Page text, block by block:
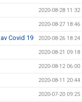
2020-08-28 11:32
2020-08-27 18:46
Covid 19 2020-08-26 18:24
2020-08-21 09:18
2020-08-12 06:00
2020-08-11 20:44
2020-07-20 09:25